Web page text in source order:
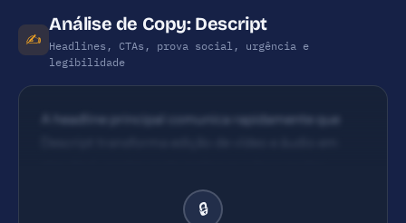
✍️
Análise de Copy: Descript
Headlines, CTAs, prova social, urgência e
legibilidade
A headline principal comunica rapidamente que
específica (tempo de produção, edição acessível) e
diferenciar claramente entre usos pessoais e
🔒